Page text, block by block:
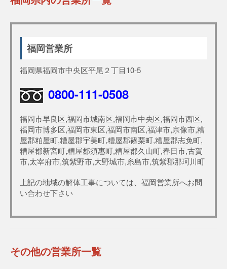
福岡営業所
福岡県福岡市中央区平尾２丁目10-5
0800-111-0508
福岡市早良区,福岡市城南区,福岡市中央区,福岡市西区,
福岡市博多区,福岡市東区,福岡市南区,福津市,宗像市,糟
屋郡粕屋町,糟屋郡宇美町,糟屋郡篠栗町,糟屋郡志免町,
糟屋郡新宮町,糟屋郡須惠町,糟屋郡久山町,春日市,古賀
市,太宰府市,筑紫野市,大野城市,糸島市,筑紫郡那珂川町
上記の地域の解体工事については、福岡営業所へお問
い合わせ下さい
その他の営業所一覧